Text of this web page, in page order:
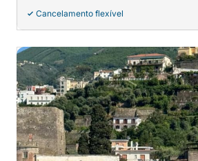
Cancelamento flexível